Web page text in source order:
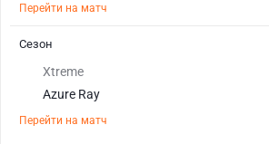
Перейти на матч
Xtreme
Azure Ray
Перейти на матч
Сезон